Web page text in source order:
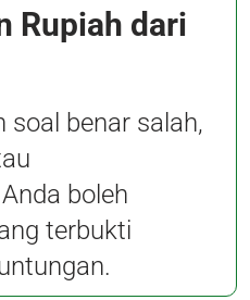
Rupiah dari
soal benar salah,
boleh
terbukti